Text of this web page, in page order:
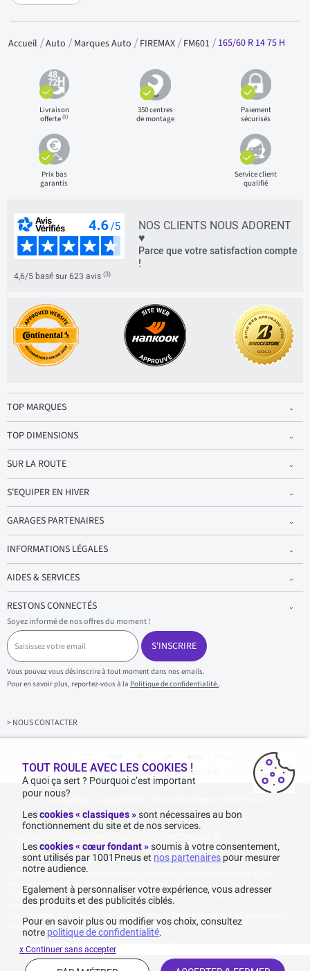
Accueil Auto Marques Auto FIREMAX FM601 165/60 R 14 75 H
Livraison
offerte(1)
350 centres
de montage
Paiement
sécurisés
Prix bas
garantis
Service client
qualifié
NOS CLIENTS NOUS ADORENT
♥
Parce que votre satisfaction compte
!
4,6/5 basé sur 623 avis (3)
TOP MARQUES
TOP DIMENSIONS
SUR LA ROUTE
S'EQUIPER EN HIVER
GARAGES PARTENAIRES
INFORMATIONS LÉGALES
AIDES & SERVICES
RESTONS CONNECTÉS
Soyez informé de nos offres du moment !
S
a
i
s
i
s
z
v
S'INSCRIRE
Vous pouvez vous désinscrire à tout moment dans nos emails.
Pour en savoir plus, reportez-vous à la Politique de confidentialité..
> NOUS CONTACTER
Achats & paiements 100% sécurisés
1001pneus - Copyright 2026 - Tous droits réservés 1001Pneus
Livraison gratuite : pour tout achat d'un montant supérieur ou égal à 70€ TTC (en-
dessous de 70€ TTC, les frais de livraison sont de 7,90€ TTC).
Tarif catalogue manufacturier en vigueur non remisé. Ne reflète pas le tarif
généralement constaté sur le site.
Agrégation des notes Avis Vérifiés constatées le 23/02/2026 basé sur 468 avis sur les 12
derniers mois et un total de 623 avis depuis le 03/06/2022 pour la Belgique.
* Voir conditions des offres commerciales en
TOUT ROULE AVEC LES COOKIES !
A quoi ça sert ? Pourquoi c’est important
pour nous?
Lescookies « classiques »sont nécessaires au bon
fonctionnement du site et de nos services.
Lescookies « cœur fondant » soumis à votre consentement,
sont utilisés par 1001Pneus et nos partenaires pour mesurer
notre audience.
Egalement à personnaliser votre expérience, vous adresser
des produits et des publicités ciblés.
Pour en savoir plus ou modifier vos choix, consultez
notre politique de confidentialité.
x Continuer sans accepter